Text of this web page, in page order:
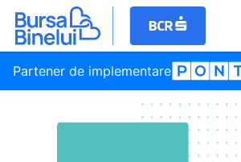
Partener de implementare